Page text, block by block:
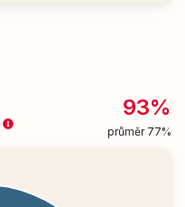
93%
průměr 77%